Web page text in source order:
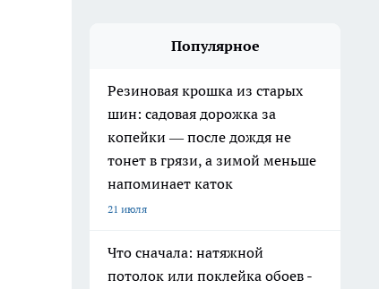
Популярное
Резиновая крошка из старых
шин: садовая дорожка за
копейки — после дождя не
тонет в грязи, а зимой меньше
напоминает каток
21 июля
Что сначала: натяжной
потолок или поклейка обоев -